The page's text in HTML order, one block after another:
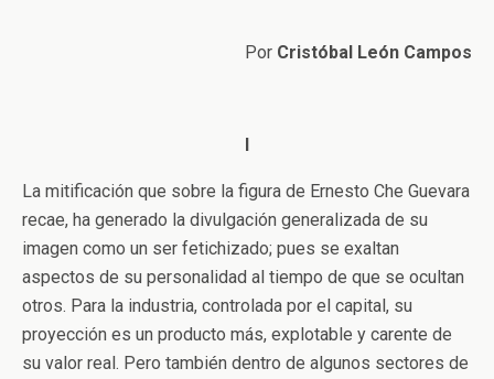
Por Cristóbal León Campos
I
La mitificación que sobre la figura de Ernesto Che Guevara
recae, ha generado la divulgación generalizada de su
imagen como un ser fetichizado; pues se exaltan
aspectos de su personalidad al tiempo de que se ocultan
otros. Para la industria, controlada por el capital, su
proyección es un producto más, explotable y carente de
su valor real. Pero también dentro de algunos sectores de